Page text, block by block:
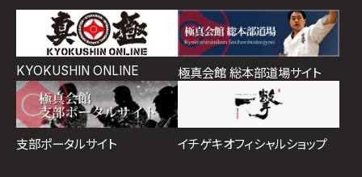
KYOKUSHIN ONLINE 極真会館 総本部道場サイト
支部ポータルサイト イチゲキオフィシャルショップ